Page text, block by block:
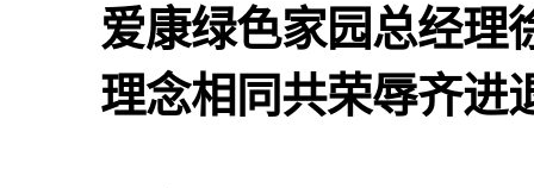
爱康绿色家园总经理
理念相同共荣辱齐进